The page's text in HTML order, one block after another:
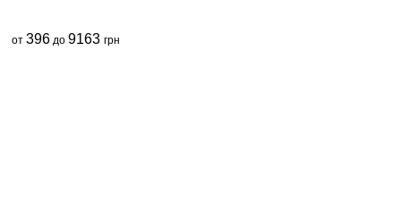
от 396 до 9163 грн